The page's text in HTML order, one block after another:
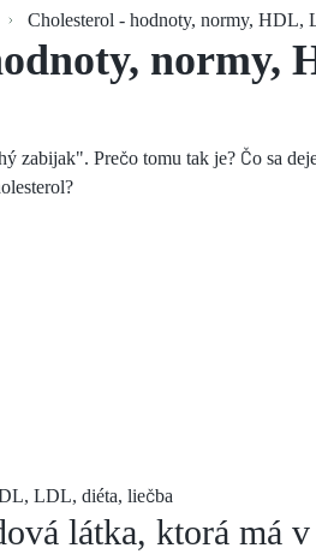
Cholesterol - hodnoty, normy, HDL,
normy,
zabijak". Prečo tomu tak je? Čo sa
látka, ktorá má